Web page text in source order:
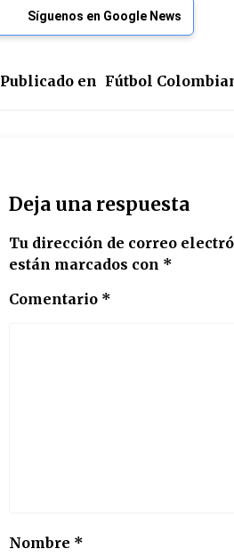
Síguenos en Google News
Publicado en Fútbol
Deja una respuesta
Tu dirección de correo
están marcados con *
Comentario *
Nombre *